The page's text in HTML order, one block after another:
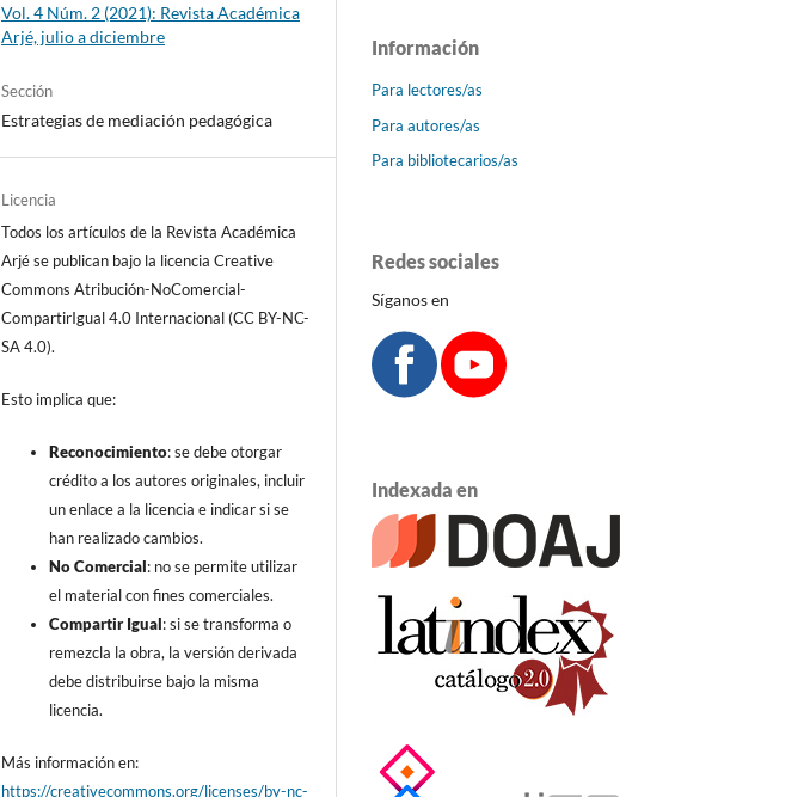
Vol. 4 Núm. 2 (2021): Revista Académica
Arjé, julio a diciembre
Sección
Estrategias de mediación pedagógica
Licencia
Todos los artículos de la Revista Académica
Arjé se publican bajo la licencia Creative
Commons Atribución-NoComercial-
CompartirIgual 4.0 Internacional (CC BY-NC-
SA 4.0).
Esto implica que:
Reconocimiento: se debe otorgar
crédito a los autores originales, incluir
un enlace a la licencia e indicar si se
han realizado cambios.
No Comercial: no se permite utilizar
el material con fines comerciales.
Compartir Igual: si se transforma o
remezcla la obra, la versión derivada
debe distribuirse bajo la misma
licencia.
Más información en:
https://creativecommons.org/licenses/by-nc-
Información
Para lectores/as
Para autores/as
Para bibliotecarios/as
Redes sociales
Síganos en
Indexada en